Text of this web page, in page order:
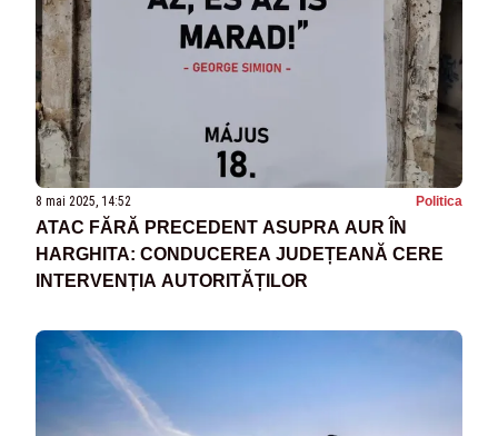
8 mai 2025, 14:52 Politica
ATAC FĂRĂ PRECEDENT ASUPRA AUR ÎN
HARGHITA: CONDUCEREA JUDEȚEANĂ CERE
INTERVENȚIA AUTORITĂȚILOR